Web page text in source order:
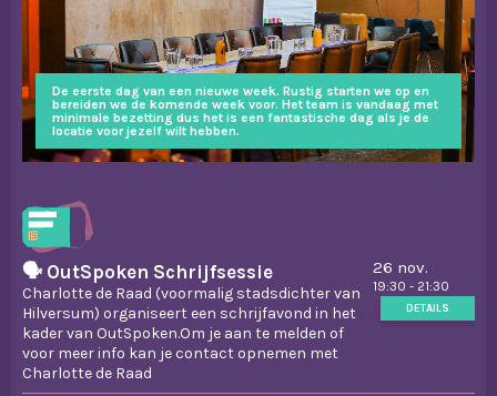
De eerste dag van een nieuwe week. Rustig starten we op en
bereiden we de komende week voor. Het team is vandaag met
minimale bezetting dus het is een fantastische dag als je de
locatie voor jezelf wilt hebben.
🗣️ OutSpoken Schrijfsessie
Charlotte de Raad (voormalig stadsdichter van
Hilversum) organiseert een schrijfavond in het
kader van OutSpoken.Om je aan te melden of
voor meer info kan je contact opnemen met
Charlotte de Raad
26 nov.
19:30 - 21:30
DETAILS